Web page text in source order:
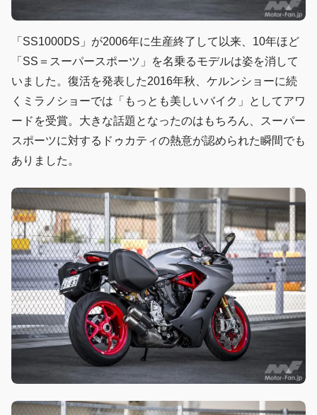
「SS1000DS」が2006年に生産終了して以来、10年ほど
「SS＝スーパースポーツ」を名乗るモデルは姿を消して
いました。復活を発表した2016年秋、ケルンショーに続
くミラノショーでは「もっとも美しいバイク」としてアワ
ードを受賞。大きな話題となったのはもちろん、スーパー
スポーツに対するドゥカティの熱意が認められた瞬間でも
ありました。